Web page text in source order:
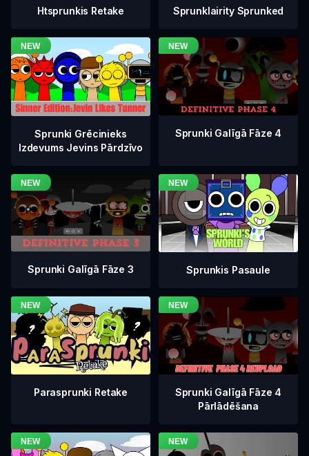
Htsprunkis Retake Sprunklairity Sprunked
Sprunki Grēcinieks
Izdevums Jevins Pārdzīvo
Sprunki Galīgā Fāze 4
Sprunki Galīgā Fāze 3 Sprunkis Pasaule
Parasprunki Retake
Sprunki Galīgā Fāze 4
Pārlādēšana